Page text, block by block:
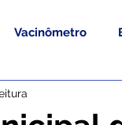
Vacinômetro
e Gestão